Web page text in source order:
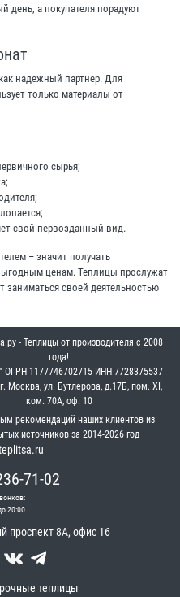
день, а покупателя порадуют
надежный партнер. Для
только материалы от
сырья;
свой первозданный вид.
– значит получать
ценам. Теплицы прослужат
заниматься своей деятельностью
- Теплицы от производителя с 2008
года!
OГРН ‎1177746702715 ИНН ‎7728375537
Москва, ул. Бутлерова, д.17Б, пом. XI,
ком. 70А, оф. 10
рекомендаций наших клиентов из
источников за 2014-2026 год
теплицы
71-02
20:00
проспект 8А, офис 16